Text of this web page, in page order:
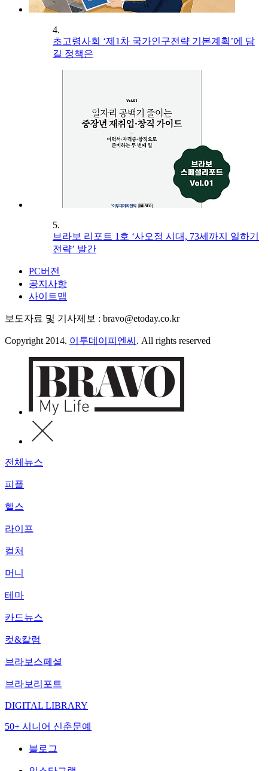
4.
초고령사회 ‘제1차 국가인구전략 기본계획’에 담
길 정책은
5.
브라보 리포트 1호 ‘사오정 시대, 73세까지 일하기
전략’ 발간
PC버전
공지사항
사이트맵
보도자료 및 기사제보 : bravo@etoday.co.kr
Copyright 2014. 이투데이피엔씨 . All rights reserved
전체뉴스
피플
헬스
라이프
컬처
머니
테마
카드뉴스
컷&칼럼
브라보스페셜
브라보리포트
DIGITAL LIBRARY
50+ 시니어 신춘문예
블로그